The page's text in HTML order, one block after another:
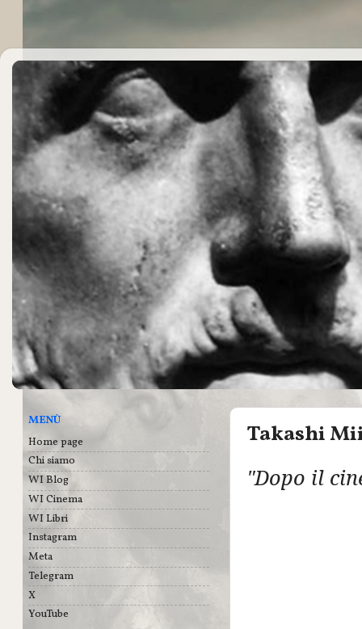
Takashi
"Dopo il
MENÙ
Home page
Chi siamo
WI Blog
WI Cinema
WI Libri
Instagram
Meta
Telegram
X
YouTube